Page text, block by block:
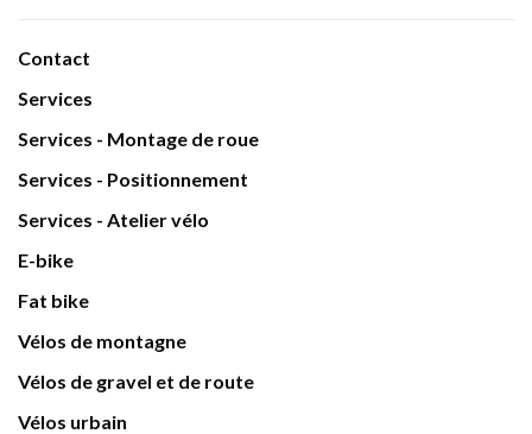
Contact
Services
Services - Montage de roue
Services - Positionnement
Services - Atelier vélo
E-bike
Fat bike
Vélos de montagne
Vélos de gravel et de route
Vélos urbain